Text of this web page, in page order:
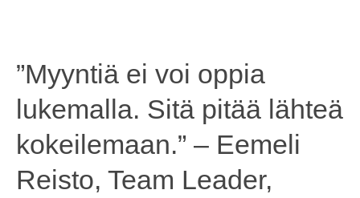
”Myyntiä ei voi oppia
lukemalla. Sitä pitää lähteä
kokeilemaan.” – Eemeli
Reisto, Team Leader,